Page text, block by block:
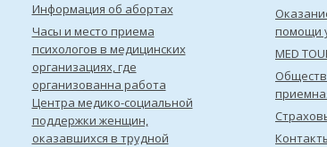
Информация об абортах
Часы и место приема
психологов в медицинских
организациях, где
организованна работа
Центра медико-социальной
поддержки женщин,
оказавшихся в трудной
помощи
MED